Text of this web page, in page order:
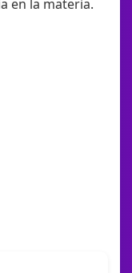
en la materia.